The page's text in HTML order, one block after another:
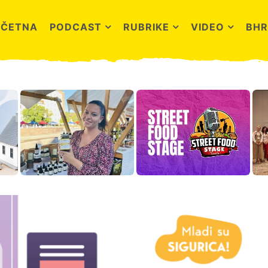
PODCAST RUBRIKE VIDEO